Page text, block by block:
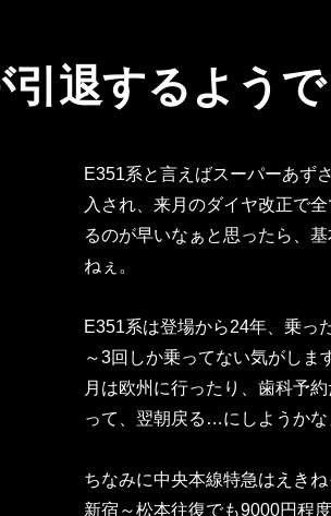
引退するようで
E351系と言えばスーパーあず
入され、来月のダイヤ改正で
るのが早いなぁと思ったら、
ねぇ。
E351系は登場から24年、乗っ
～3回しか乗ってない気がしま
月は欧州に行ったり、歯科予
って、翌朝戻る…にしようかな
ちなみに中央本線特急はえき
新宿～松本往復でも9000円程